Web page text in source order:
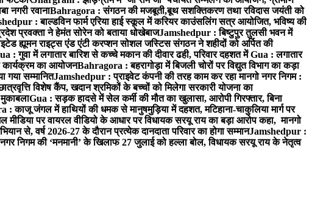
नगरी रवानाBahragora : संगठन की मजबूती,बूथ सशक्तिकरण तथा रविदास जयंती को
: बाल्डविन फार्म एरिया हाई स्कूल में करियर काउंसलिंग सत्र आयोजित, भविष्य की
प्रवक्ता ने हेमंत सोरेन को बताया धोखेबाजJamshedpur : बिष्टुपुर तुलसी भवन में
ह्यूमन राइट्स एंड एंटी करप्शन सोशल जस्टिस संगठन ने शहीदों को अर्पित की
: गुवा में लगातार बारिश से कच्चे मकान की दीवार ढही, परिवार दहशत मेंGua : लगातार
कार्यक्रम का आयोजनBahragora : बहरागोड़ा में बिजली चोरों पर विद्युत विभाग का कड़ा
गया सम्मानितJamshedpur : प्राइवेट कंपनी की तरह काम कर रहा मानगो नगर निगम :
विशेष कैंप, खदान श्रमिकों के बच्चों को मिलेगा सरकारी योजना का
Gua : सड़क हादसे में सेल कर्मी की मौत का खुलासा, आरोपी गिरफ्तार, बिना
: काजू जंगल में हाथियों की धमक से मानुषमुड़िया में दहशत, मटिहाना-चाकुलिया मार्ग पर
पर वायरल वीडियो के आधार पर विधायक सरयू राय का बड़ा आरोप कहा, मानगो
से, वर्ष 2026-27 के दौरान प्रत्येक दानदाता परिवार का होगा सम्मानJamshedpur :
निगम की ‘मनमानी’ के खिलाफ 27 जुलाई को हल्ला बोल, विधायक सरयू राय के नेतृत्व